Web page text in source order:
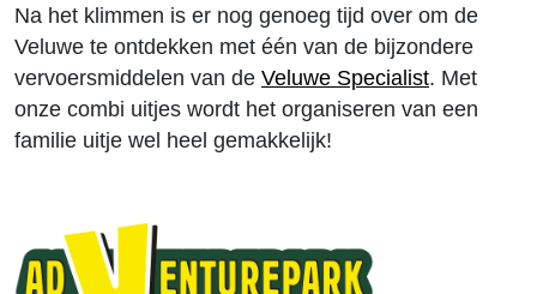
Na het klimmen is er nog genoeg tijd over om de
Veluwe te ontdekken met één van de bijzondere
vervoersmiddelen van de Veluwe Specialist. Met
onze combi uitjes wordt het organiseren van een
familie uitje wel heel gemakkelijk!